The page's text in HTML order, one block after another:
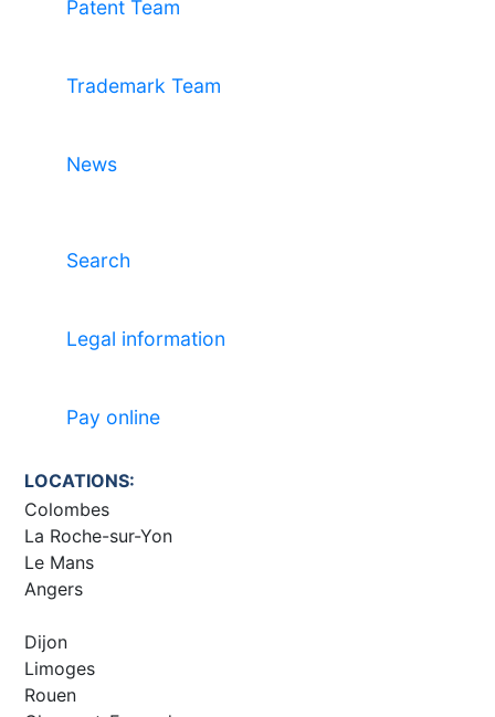
Patent Team
Trademark Team
News
Search
Legal information
Pay online
LOCATIONS:
Colombes
La Roche-sur-Yon
Le Mans
Angers
Dijon
Limoges
Rouen